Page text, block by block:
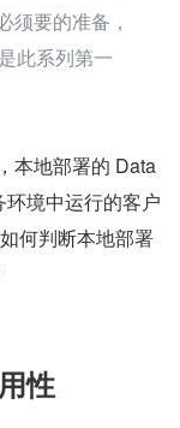
须要的准备，
此系列第一
本地部署的 Data
境中运行的客户
何判断本地部署
性